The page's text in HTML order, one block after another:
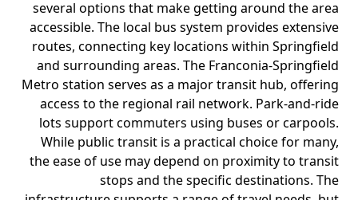
several options that make getting around the area
accessible. The local bus system provides extensive
routes, connecting key locations within Springfield
and surrounding areas. The Franconia-Springfield
Metro station serves as a major transit hub, offering
access to the regional rail network. Park-and-ride
lots support commuters using buses or carpools.
While public transit is a practical choice for many,
the ease of use may depend on proximity to transit
stops and the specific destinations. The